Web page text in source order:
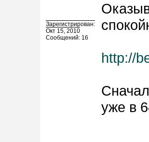
Зарегистрирован:
Окт 15, 2010
Сообщений: 16
http://
уже в